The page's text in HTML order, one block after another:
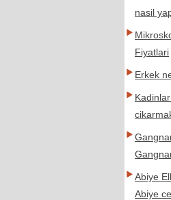
nasil
Fiyatlari
Erkek
Abiye
Abiye